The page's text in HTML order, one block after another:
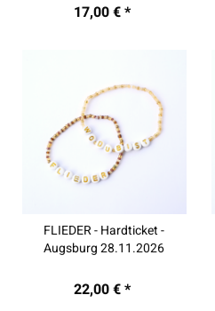
17,00 € *
FLIEDER - Hardticket -
Augsburg 28.11.2026
22,00 € *